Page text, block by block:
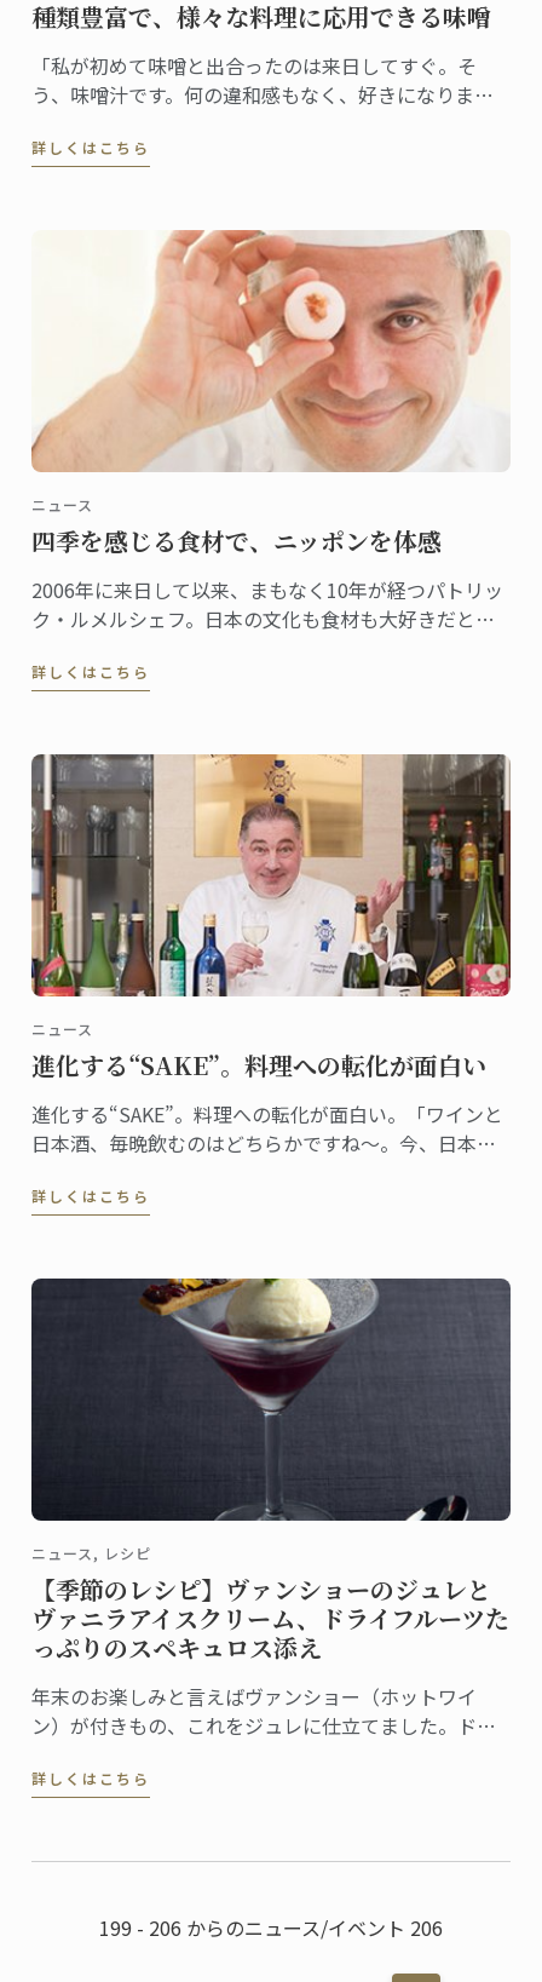
種類豊富で、様々な料理に応用できる味噌
「私が初めて味噌と出合ったのは来日してすぐ。そ
う、味噌汁です。何の違和感もなく、好きになりまし
は7年前。「日本人なら誰もが親しむ味ですから、これ
詳しくはこちら
ニュース
四季を感じる食材で、ニッポンを体感
2006年に来日して以来、まもなく10年が経つパトリッ
ク・ルメルシェフ。日本の文化も食材も大好きだとい
は“桜”。日本でも、とてもシーズナルな食材である。
詳しくはこちら
ニュース
進化する“SAKE”。料理への転化が面白い
進化する“SAKE”。料理への転化が面白い。「ワインと
日本酒、毎晩飲むのはどちらかですね～。今、日本酒
ながら、嬉しそうにそう教えてくれたのは、日本校マ
詳しくはこちら
ニュース, レシピ
【季節のレシピ】ヴァンショーのジュレと
ヴァニラアイスクリーム、ドライフルーツた
っぷりのスペキュロス添え
年末のお楽しみと言えばヴァンショー（ホットワイ
ン）が付きもの、これをジュレに仕立てました。ドラ
クリームを添えれば、お祭り気分を盛り上げる簡単デ
詳しくはこちら
199 - 206 からのニュース/イベント 206